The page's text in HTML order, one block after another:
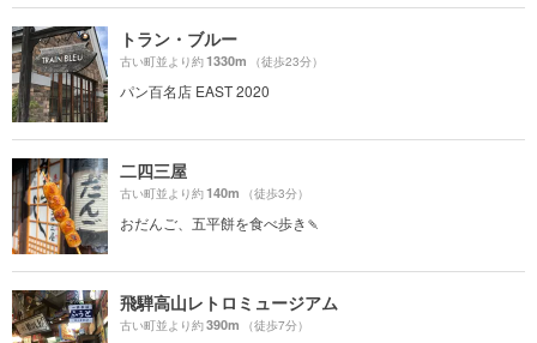
トラン・ブルー
古い町並より約1330m （徒歩23分）
パン百名店 EAST 2020
二四三屋
古い町並より約140m （徒歩3分）
おだんご、五平餅を食べ歩き🍡
飛騨高山レトロミュージアム
古い町並より約390m （徒歩7分）